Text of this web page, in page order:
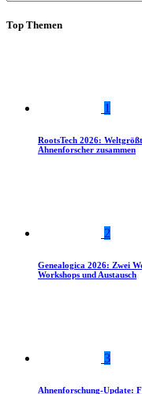
Top Themen
1
RootsTech 2026:
Ahnenforscher zusammen
2
Genealogica 2026: Zwei
Workshops und Austausch
3
Ahnenforschung-Update: